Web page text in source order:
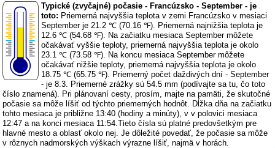
Typické (zvyčajné) počasie - Francúzsko - September - je
toto: Priemerná najvyššia teplota v zemi Francúzsko v mesiaci
September je 21.2 ℃ (70.16 ℉). Priemerná najnižšia teplota je
12.6 ℃ (54.68 ℉). Na začiatku mesiaca September môžete
očakávať vyššie teploty, priemerná najvyššia teplota je okolo
23.1 ℃ (73.58 ℉). Na koncu mesiaca September môžete
očakávať nižšie teploty, priemerná najvyššia teplota je okolo
18.75 ℃ (65.75 ℉). Priemerný počet daždivých dní - September
- je 8.3. Priemerné zrážky sú 54.5 mm (podívajte sa tu, čo toto
číslo znamená). Pri plánovaní cesty, prosím, majte na pamäti, že skutočné
počasie sa môže líšiť od týchto priemerných hodnôt. Dĺžka dňa na začiatku
tohto mesiaca je približne 13:40 (hodiny a minúty), v v polovici mesiaca
12:47 a na konci mesiaca 11:54.Tieto čísla sú platné predovšetkým pre
hlavné mesto a oblasť okolo nej. Je dôležité povedať, že počasie sa môže
v rôznych nadmorských výškach výrazne líšiť, najmä v horách.